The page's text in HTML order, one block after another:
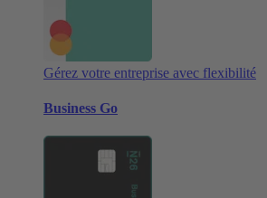
Gérez votre entreprise avec flexibilité
Business Go